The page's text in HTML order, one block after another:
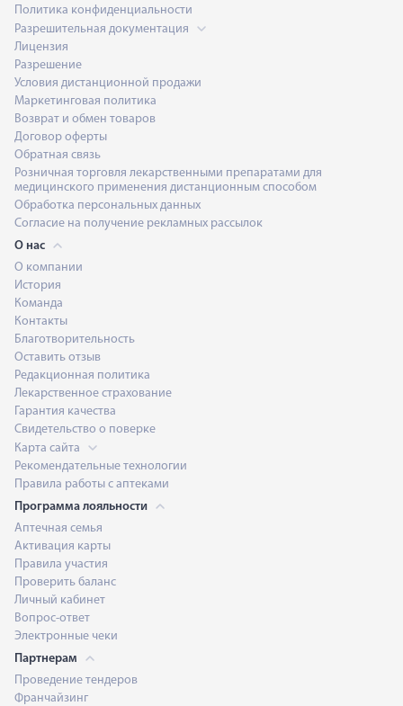
Политика конфиденциальности
Разрешительная документация
Лицензия
Разрешение
Условия дистанционной продажи
Маркетинговая политика
Возврат и обмен товаров
Договор оферты
Обратная связь
Розничная торговля лекарственными препаратами для
медицинского применения дистанционным способом
Обработка персональных данных
Согласие на получение рекламных рассылок
О нас
О компании
История
Команда
Контакты
Благотворительность
Оставить отзыв
Редакционная политика
Лекарственное страхование
Гарантия качества
Свидетельство о поверке
Карта сайта
Рекомендательные технологии
Правила работы с аптеками
Программа лояльности
Аптечная семья
Активация карты
Правила участия
Проверить баланс
Личный кабинет
Вопрос-ответ
Электронные чеки
Партнерам
Проведение тендеров
Франчайзинг